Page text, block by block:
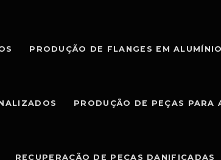
PRODUÇÃO DE FLANGES EM
PRODUÇÃO DE PEÇAS PARA
RECUPERAÇÃO DE PEÇAS DANIFICADAS